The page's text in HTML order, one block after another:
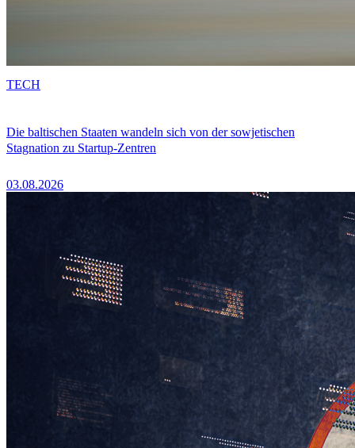
Die baltischen Staaten wandeln sich von der sowjetischen
Stagnation zu Startup-Zentren
03.08.2026
TECH